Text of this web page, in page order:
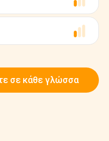
σε κάθε γλώσσα